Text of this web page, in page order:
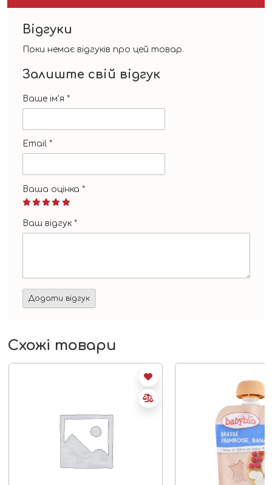
Відгуки
Поки немає відгуків про цей товар.
Залиште свій відгук
Ваше ім'я *
Email *
Ваша оцінка *
Ваш відгук *
Схожі товари